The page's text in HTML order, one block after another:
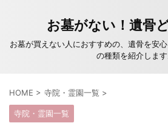
お墓がない！遺骨
お墓が買えない人におすすめの、遺骨を安
の種類を紹介します
HOME > 寺院・霊園一覧 >
寺院・霊園一覧